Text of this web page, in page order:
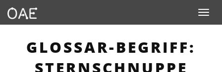
Toggle
GLOSSAR-BEGRIFF:
STERNSCHNUPPE